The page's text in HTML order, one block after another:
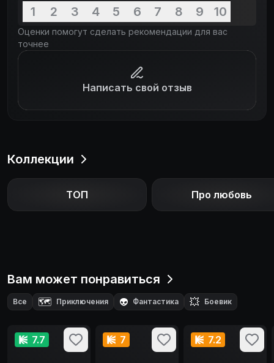
туристов. Впрочем, когда страну вновь начал
терроризировать Годзилла, людям ничего не
оставалось, кроме как признать свою ошибку и
просить Мотру о защите.
1 2 3 4 5 6 7 8 9 10
Оценки помогут сделать рекомендации для вас
точнее
Написать свой отзыв
Коллекции
ТОП Про любовь
Вам может понравиться
Все 🗺️ Приключения 👽 Фантастика 💥 Боевик
7.7 7 7.2